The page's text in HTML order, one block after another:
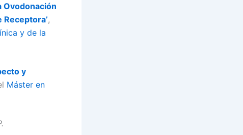
Ovodonación
,
y de la
y
Máster en